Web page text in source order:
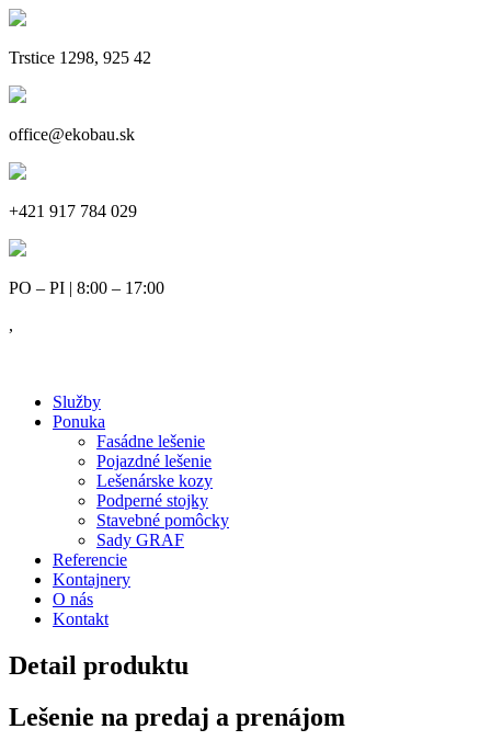
Trstice 1298, 925 42
office@ekobau.sk
+421 917 784 029
PO – PI | 8:00 – 17:00
,
Služby
Ponuka
Fasádne lešenie
Pojazdné lešenie
Lešenárske kozy
Podperné stojky
Stavebné pomôcky
Sady GRAF
Referencie
Kontajnery
O nás
Kontakt
Detail produktu
Lešenie na predaj a prenájom